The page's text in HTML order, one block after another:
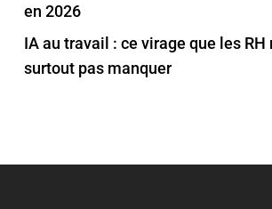
en 2026
IA au travail : ce virage que les RH
surtout pas manquer